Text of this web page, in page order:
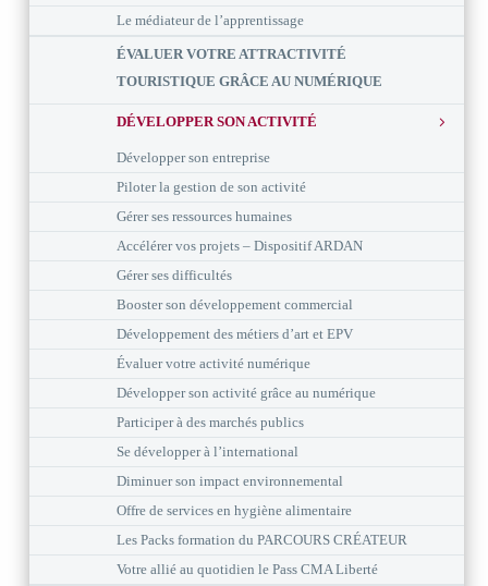
Le médiateur de l’apprentissage
ÉVALUER VOTRE ATTRACTIVITÉ
TOURISTIQUE GRÂCE AU NUMÉRIQUE
DÉVELOPPER SON ACTIVITÉ
Développer son entreprise
Piloter la gestion de son activité
Gérer ses ressources humaines
Accélérer vos projets – Dispositif ARDAN
Gérer ses difficultés
Booster son développement commercial
Développement des métiers d’art et EPV
Évaluer votre activité numérique
Développer son activité grâce au numérique
Participer à des marchés publics
Se développer à l’international
Diminuer son impact environnemental
Offre de services en hygiène alimentaire
Les Packs formation du PARCOURS CRÉATEUR
Votre allié au quotidien le Pass CMA Liberté